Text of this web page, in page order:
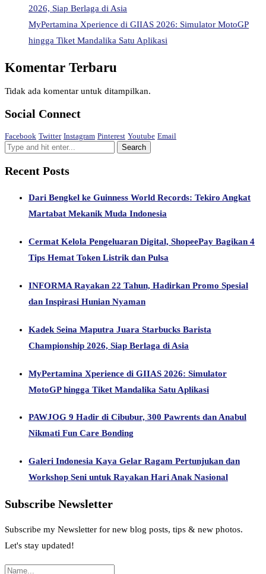
2026, Siap Berlaga di Asia
MyPertamina Xperience di GIIAS 2026: Simulator MotoGP
hingga Tiket Mandalika Satu Aplikasi
Komentar Terbaru
Tidak ada komentar untuk ditampilkan.
Social Connect
Facebook Twitter Instagram Pinterest Youtube Email
Recent Posts
Dari Bengkel ke Guinness World Records: Tekiro Angkat
Martabat Mekanik Muda Indonesia
Cermat Kelola Pengeluaran Digital, ShopeePay Bagikan 4
Tips Hemat Token Listrik dan Pulsa
INFORMA Rayakan 22 Tahun, Hadirkan Promo Spesial
dan Inspirasi Hunian Nyaman
Kadek Seina Maputra Juara Starbucks Barista
Championship 2026, Siap Berlaga di Asia
MyPertamina Xperience di GIIAS 2026: Simulator
MotoGP hingga Tiket Mandalika Satu Aplikasi
PAWJOG 9 Hadir di Cibubur, 300 Pawrents dan Anabul
Nikmati Fun Care Bonding
Galeri Indonesia Kaya Gelar Ragam Pertunjukan dan
Workshop Seni untuk Rayakan Hari Anak Nasional
Subscribe Newsletter
Subscribe my Newsletter for new blog posts, tips & new photos.
Let's stay updated!